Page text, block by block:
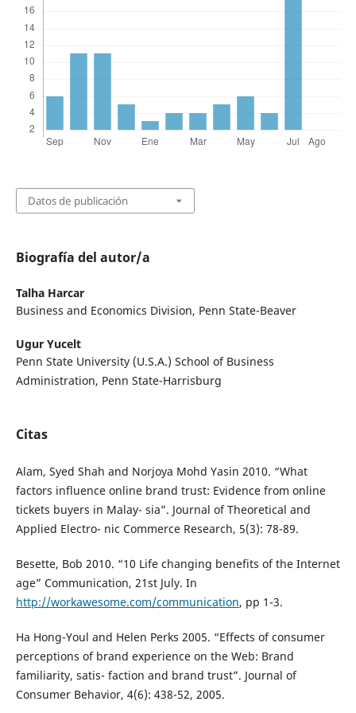
Datos de publicación
Biografía del autor/a
Talha Harcar
Business and Economics Division, Penn State-Beaver
Ugur Yucelt
Penn State University (U.S.A.) School of Business
Administration, Penn State-Harrisburg
Citas
Alam, Syed Shah and Norjoya Mohd Yasin 2010. “What
factors influence online brand trust: Evidence from online
tickets buyers in Malay- sia”. Journal of Theoretical and
Applied Electro- nic Commerce Research, 5(3): 78-89.
Besette, Bob 2010. “10 Life changing benefits of the Internet
age” Communication, 21st July. In
http://workawesome.com/communication, pp 1-3.
Ha Hong-Youl and Helen Perks 2005. “Effects of consumer
perceptions of brand experience on the Web: Brand
familiarity, satis- faction and brand trust”. Journal of
Consumer Behavior, 4(6): 438-52, 2005.